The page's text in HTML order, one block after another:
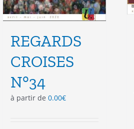
REGARDS
CROISES
N°34
à partir de 0.00€